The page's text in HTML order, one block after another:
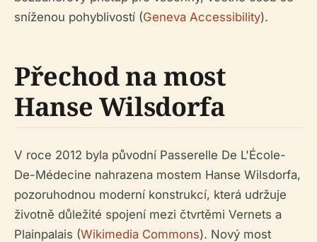
sníženou pohyblivostí (Geneva Accessibility).
Přechod na most
Hanse Wilsdorfa
V roce 2012 byla původní Passerelle De L'École-
De-Médecine nahrazena mostem Hanse Wilsdorfa,
pozoruhodnou moderní konstrukcí, která udržuje
životně důležité spojení mezi čtvrtěmi Vernets a
Plainpalais (Wikimedia Commons). Nový most